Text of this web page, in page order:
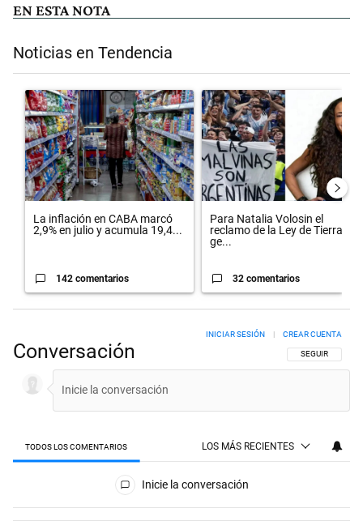
EN ESTA NOTA
Noticias en Tendencia
Un artículo de tendencia con el título "La inflación en CABA marcó
La inflación en CABA marcó
2,9% en julio y acumula 19,4...
142 comentarios
Un artículo de tendencia con el
Para Natalia Volosin el
reclamo de la Ley de Tierras
ge...
32 comentarios
Conversación SIGA ESTA
SEGUIR
INICIAR SESIÓN | CREAR CUENTA
TODOS LOS COMENTARIOS LOS MÁS RECIENTES
Todos los comentarios
Inicie la conversación